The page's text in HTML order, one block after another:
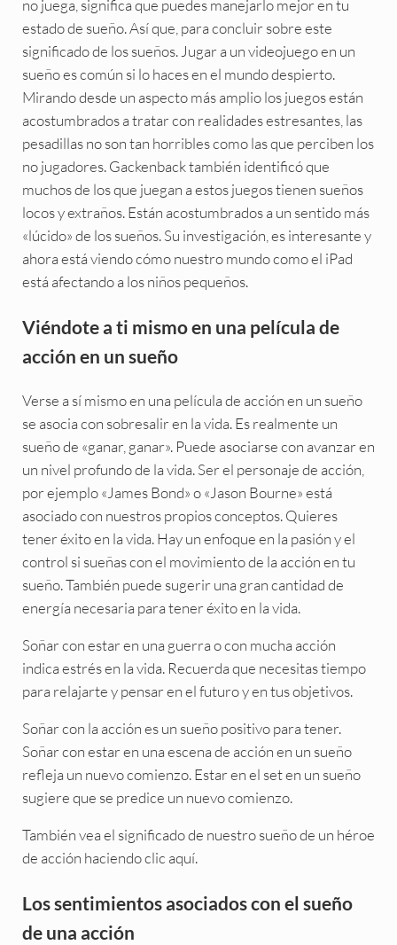
no juega, significa que puedes manejarlo mejor en tu
estado de sueño. Así que, para concluir sobre este
significado de los sueños. Jugar a un videojuego en un
sueño es común si lo haces en el mundo despierto.
Mirando desde un aspecto más amplio los juegos están
acostumbrados a tratar con realidades estresantes, las
pesadillas no son tan horribles como las que perciben los
no jugadores. Gackenback también identificó que
muchos de los que juegan a estos juegos tienen sueños
locos y extraños. Están acostumbrados a un sentido más
«lúcido» de los sueños. Su investigación, es interesante y
ahora está viendo cómo nuestro mundo como el iPad
está afectando a los niños pequeños.
Viéndote a ti mismo en una película de
acción en un sueño
Verse a sí mismo en una película de acción en un sueño
se asocia con sobresalir en la vida. Es realmente un
sueño de «ganar, ganar». Puede asociarse con avanzar en
un nivel profundo de la vida. Ser el personaje de acción,
por ejemplo «James Bond» o «Jason Bourne» está
asociado con nuestros propios conceptos. Quieres
tener éxito en la vida. Hay un enfoque en la pasión y el
control si sueñas con el movimiento de la acción en tu
sueño. También puede sugerir una gran cantidad de
energía necesaria para tener éxito en la vida.
Soñar con estar en una guerra o con mucha acción
indica estrés en la vida. Recuerda que necesitas tiempo
para relajarte y pensar en el futuro y en tus objetivos.
Soñar con la acción es un sueño positivo para tener.
Soñar con estar en una escena de acción en un sueño
refleja un nuevo comienzo. Estar en el set en un sueño
sugiere que se predice un nuevo comienzo.
También vea el significado de nuestro sueño de un héroe
de acción haciendo clic aquí.
Los sentimientos asociados con el sueño
de una acción